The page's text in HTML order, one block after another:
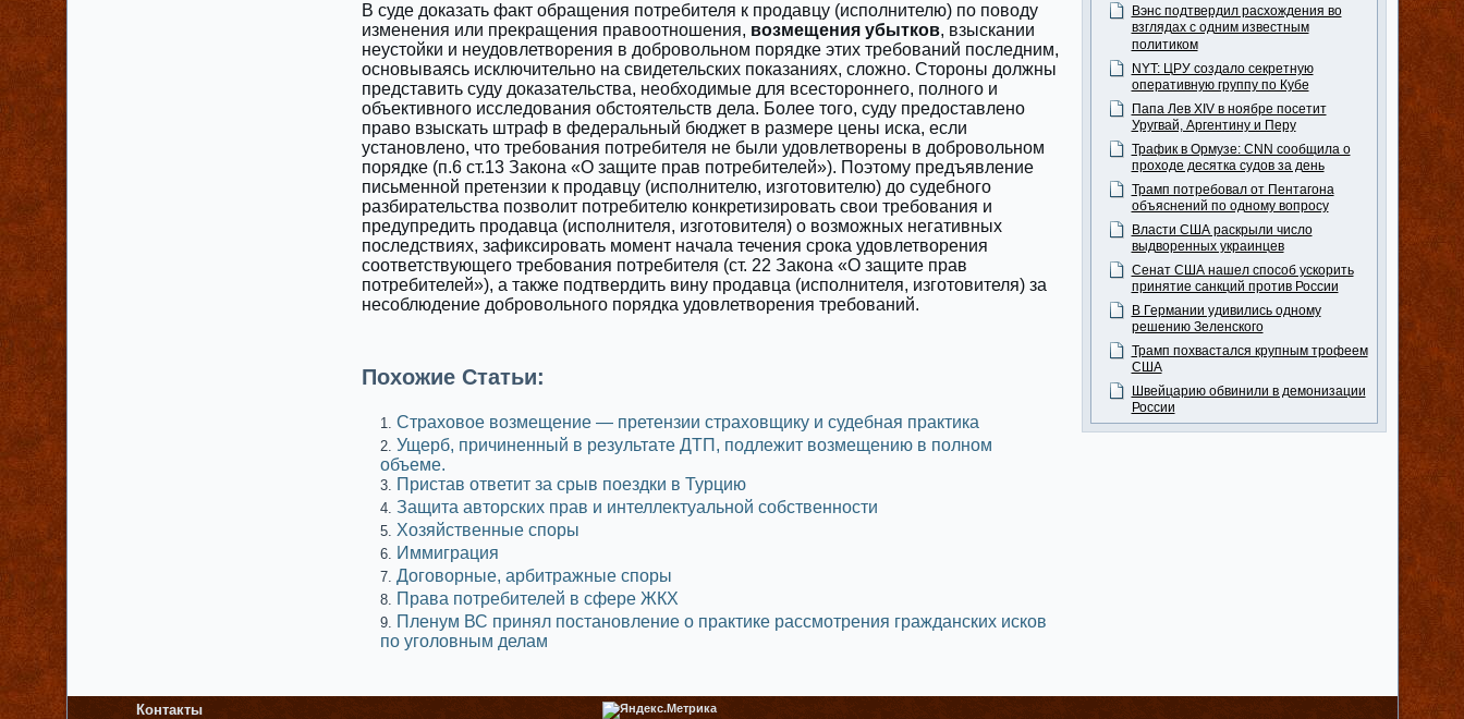
В суде доказать факт обращения потребителя к продавцу (исполнителю) по поводу
изменения или прекращения правоотношения, возмещения убытков, взыскании
неустойки и неудовлетворения в добровольном порядке этих требований последним,
основываясь исключительно на свидетельских показаниях, сложно. Стороны должны
представить суду доказательства, необходимые для всестороннего, полного и
объективного исследования обстоятельств дела. Более того, суду предоставлено
право взыскать штраф в федеральный бюджет в размере цены иска, если
установлено, что требования потребителя не были удовлетворены в добровольном
порядке (п.6 ст.13 Закона «О защите прав потребителей»). Поэтому предъявление
письменной претензии к продавцу (исполнителю, изготовителю) до судебного
разбирательства позволит потребителю конкретизировать свои требования и
предупредить продавца (исполнителя, изготовителя) о возможных негативных
последствиях, зафиксировать момент начала течения срока удовлетворения
соответствующего требования потребителя (ст. 22 Закона «О защите прав
потребителей»), а также подтвердить вину продавца (исполнителя, изготовителя) за
несоблюдение добровольного порядка удовлетворения требований.
Похожие Статьи:
Страховое возмещение — претензии страховщику и судебная практика
Ущерб, причиненный в результате ДТП, подлежит возмещению в полном
объеме.
Пристав ответит за срыв поездки в Турцию
Защита авторских прав и интеллектуальной собственности
Хозяйственные споры
Иммиграция
Договорные, арбитражные споры
Права потребителей в сфере ЖКХ
Пленум ВС принял постановление о практике рассмотрения гражданских исков
по уголовным делам
Вэнс подтвердил расхождения во
взглядах с одним известным
политиком
NYT: ЦРУ создало секретную
оперативную группу по Кубе
Папа Лев XIV в ноябре посетит
Уругвай, Аргентину и Перу
Трафик в Ормузе: CNN сообщила о
проходе десятка судов за день
Трамп потребовал от Пентагона
объяснений по одному вопросу
Власти США раскрыли число
выдворенных украинцев
Сенат США нашел способ ускорить
принятие санкций против России
В Германии удивились одному
решению Зеленского
Трамп похвастался крупным трофеем
США
Швейцарию обвинили в демонизации
России
Контакты